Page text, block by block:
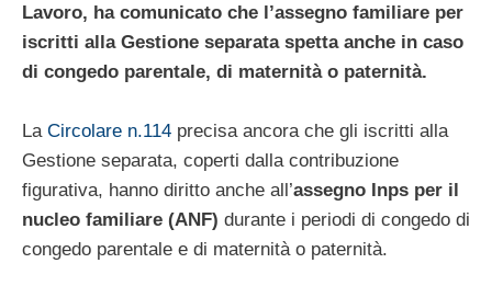
Lavoro, ha comunicato che l’assegno familiare per
iscritti alla Gestione separata spetta anche in caso
di congedo parentale, di maternità o paternità.
La Circolare n.114 precisa ancora che gli iscritti alla
Gestione separata, coperti dalla contribuzione
figurativa, hanno diritto anche all’assegno Inps per il
nucleo familiare (ANF) durante i periodi di congedo di
congedo parentale e di maternità o paternità.